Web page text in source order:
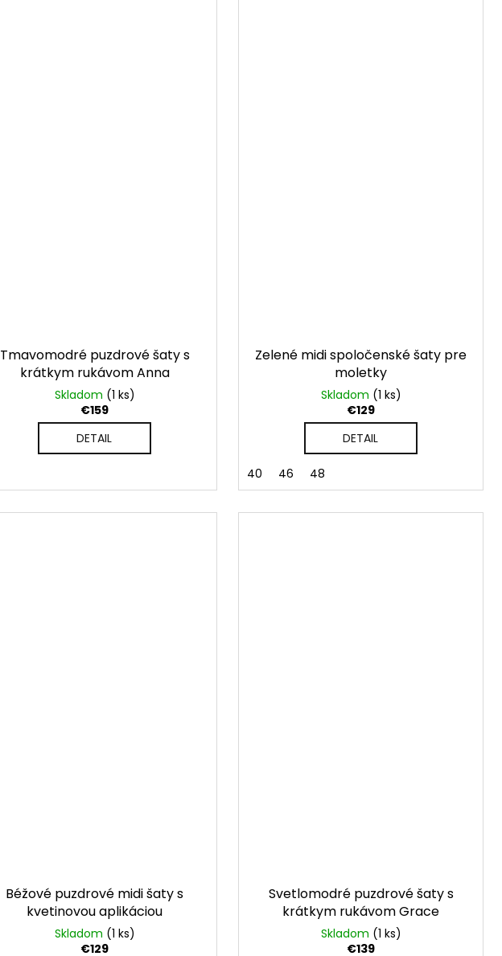
Tmavomodré puzdrové šaty s
krátkym rukávom Anna
Skladom (1 ks)
€159
DETAIL
Zelené midi spoločenské šaty pre
moletky
Skladom (1 ks)
€129
DETAIL
40 46 48
Béžové puzdrové midi šaty s
kvetinovou aplikáciou
Skladom (1 ks)
€129
Svetlomodré puzdrové šaty s
krátkym rukávom Grace
Skladom (1 ks)
€139